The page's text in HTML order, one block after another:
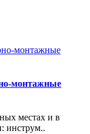
монтажные
местах и в
инструм..